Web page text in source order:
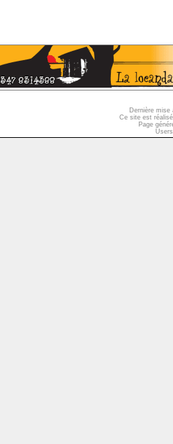
Dernière mise
Ce site est
Page